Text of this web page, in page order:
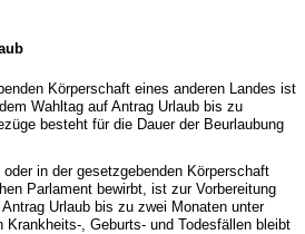
Körperschaft eines anderen Landes ist
Wahltag auf Antrag Urlaub bis zu
besteht für die Dauer der Beurlaubung
in der gesetzgebenden Körperschaft
Parlament bewirbt, ist zur Vorbereitung
Urlaub bis zu zwei Monaten unter
, Geburts- und Todesfällen bleibt